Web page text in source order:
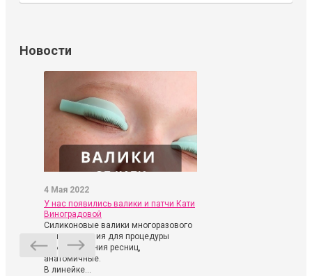
Новости
4 Мая 2022
У нас появились валики и патчи Кати
Виноградовой
Силиконовые валики многоразового
использования для процедуры
ламинирования ресниц,
анатомичные.
В линейке...